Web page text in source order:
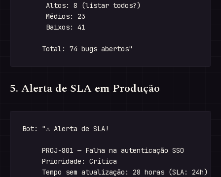
      Altos: 8 (listar todos?)
      Médios: 23
      Baixos: 41
5. Alerta de SLA em Produção
Bot: "⚠ Alerta de SLA!
     PROJ-801 — Falha na autenticação SSO
     Prioridade: Crítica
     Tempo sem atualização: 28 horas (SLA: 24h)